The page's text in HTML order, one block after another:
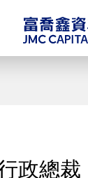
政總裁